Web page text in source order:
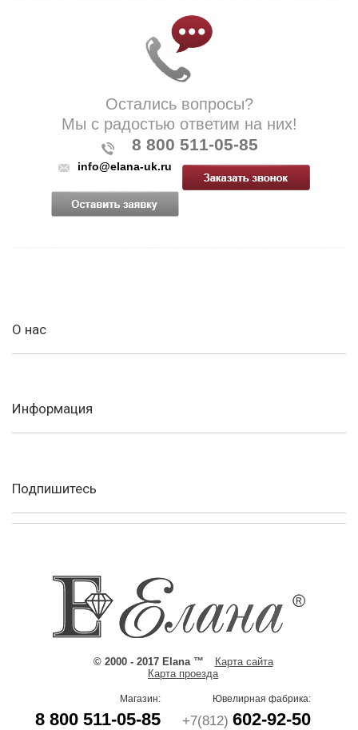
Остались вопросы?
Мы с радостью ответим на них!
8 800 511-05-85
info@elana-uk.ru
О нас
Информация
Подпишитесь
© 2000 - 2017 Elana ™
Карта сайта
Карта проезда
Магазин:
8 800 511-05-85
Ювелирная фабрика:
+7(812) 602-92-50